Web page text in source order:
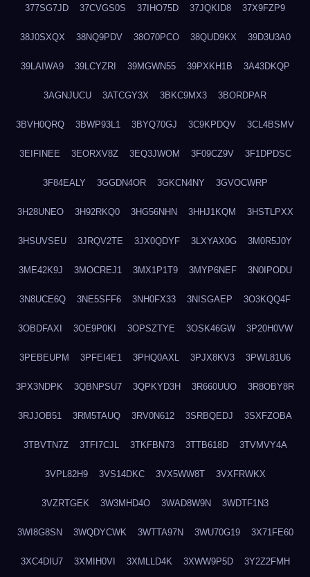
377SG7JD 37CVGS0S 37IHO75D 37JQKID8 37X9FZP9
38J0SXQX 38NQ9PDV 38O70PCO 38QUD9KX 39D3U3A0
39LAIWA9 39LCYZRI 39MGWN55 39PXKH1B 3A43DKQP
3AGNJUCU 3ATCGY3X 3BKC9MX3 3BORDPAR
3BVH0QRQ 3BWP93L1 3BYQ70GJ 3C9KPDQV 3CL4BSMV
3EIFINEE 3EORXV8Z 3EQ3JWOM 3F09CZ9V 3F1DPDSC
3F84EALY 3GGDN4OR 3GKCN4NY 3GVOCWRP
3H28UNEO 3H92RKQ0 3HG56NHN 3HHJ1KQM 3HSTLPXX
3HSUVSEU 3JRQV2TE 3JX0QDYF 3LXYAX0G 3M0R5J0Y
3ME42K9J 3MOCREJ1 3MX1P1T9 3MYP6NEF 3N0IPODU
3N8UCE6Q 3NE5SFF6 3NH0FX33 3NISGAEP 3O3KQQ4F
3OBDFAXI 3OE9P0KI 3OPSZTYE 3OSK46GW 3P20H0VW
3PEBEUPM 3PFEI4E1 3PHQ0AXL 3PJX8KV3 3PWL81U6
3PX3NDPK 3QBNPSU7 3QPKYD3H 3R660UUO 3R8OBY8R
3RJJOB51 3RM5TAUQ 3RV0N612 3SRBQEDJ 3SXFZOBA
3TBVTN7Z 3TFI7CJL 3TKFBN73 3TTB618D 3TVMVY4A
3VPL82H9 3VS14DKC 3VX5WW8T 3VXFRWKX
3VZRTGEK 3W3MHD4O 3WAD8W9N 3WDTF1N3
3WI8G8SN 3WQDYCWK 3WTTA97N 3WU70G19 3X71FE60
3XC4DIU7 3XMIH0VI 3XMLLD4K 3XWW9P5D 3Y2Z2FMH